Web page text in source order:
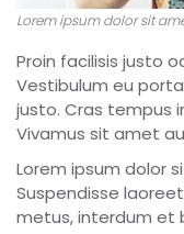
Lorem ipsum dolor sit
Proin facilisis justo
Vestibulum eu
justo. Cras tempus
Vivamus sit amet
Lorem ipsum dolor
Suspendisse
metus, interdum et